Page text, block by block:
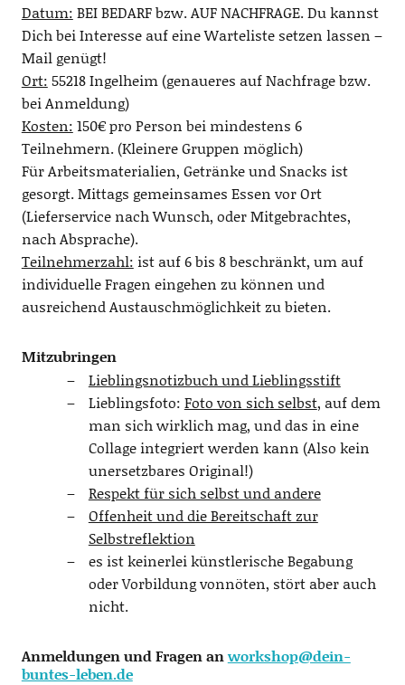
Datum: BEI BEDARF bzw. AUF NACHFRAGE. Du kannst
Dich bei Interesse auf eine Warteliste setzen lassen –
Mail genügt!
Ort: 55218 Ingelheim (genaueres auf Nachfrage bzw.
bei Anmeldung)
Kosten: 150€ pro Person bei mindestens 6
Teilnehmern. (Kleinere Gruppen möglich)
Für Arbeitsmaterialien, Getränke und Snacks ist
gesorgt. Mittags gemeinsames Essen vor Ort
(Lieferservice nach Wunsch, oder Mitgebrachtes,
nach Absprache).
Teilnehmerzahl: ist auf 6 bis 8 beschränkt, um auf
individuelle Fragen eingehen zu können und
ausreichend Austauschmöglichkeit zu bieten.
Mitzubringen
Lieblingsnotizbuch und Lieblingsstift
Lieblingsfoto: Foto von sich selbst, auf dem
man sich wirklich mag, und das in eine
Collage integriert werden kann (Also kein
unersetzbares Original!)
Respekt für sich selbst und andere
Offenheit und die Bereitschaft zur
Selbstreflektion
es ist keinerlei künstlerische Begabung
oder Vorbildung vonnöten, stört aber auch
nicht.
Anmeldungen und Fragen anworkshop@dein-
buntes-leben.de